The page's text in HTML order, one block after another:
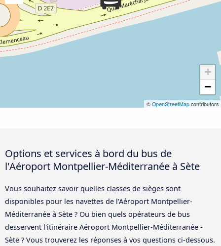
+
−
© OpenStreetMap contributors
Options et services à bord du bus de
l'Aéroport Montpellier-Méditerranée à Sète
Vous souhaitez savoir quelles classes de sièges sont
disponibles pour les navettes de l'Aéroport Montpellier-
Méditerranée à Sète ? Ou bien quels opérateurs de bus
desservent l'itinéraire Aéroport Montpellier-Méditerranée -
Sète ? Vous trouverez les réponses à vos questions ci-dessous.